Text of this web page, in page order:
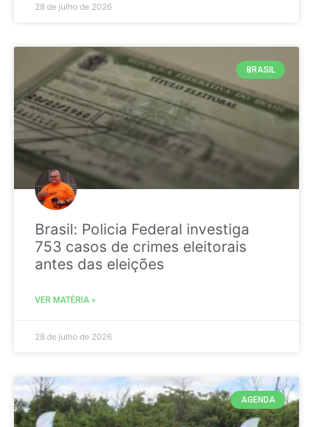
28 de julho de 2026
BRASIL
Brasil: Policia Federal investiga
753 casos de crimes eleitorais
antes das eleições
VER MATÉRIA »
28 de julho de 2026
AGENDA